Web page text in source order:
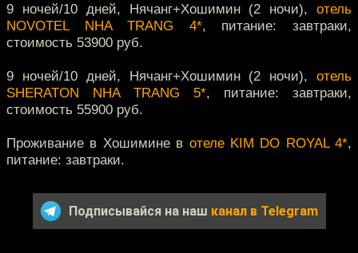
9 ночей/10 дней, Нячанг+Хошимин (2 ночи), отель
NOVOTEL NHA TRANG 4*, питание: завтраки,
стоимость 53900 руб.
9 ночей/10 дней, Нячанг+Хошимин (2 ночи), отель
SHERATON NHA TRANG 5*, питание: завтраки,
стоимость 55900 руб.
Проживание в Хошимине в отеле KIM DO ROYAL 4*,
питание: завтраки.
Подписывайся на наш канал в Telegram